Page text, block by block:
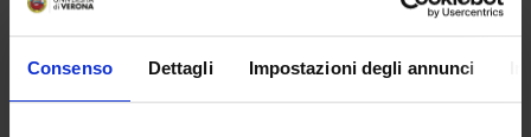
Consenso Dettagli Impostazioni degli annunci
percorso formativo. Tali corsi saranno successivamente
CORSO A ESAURIMENTO